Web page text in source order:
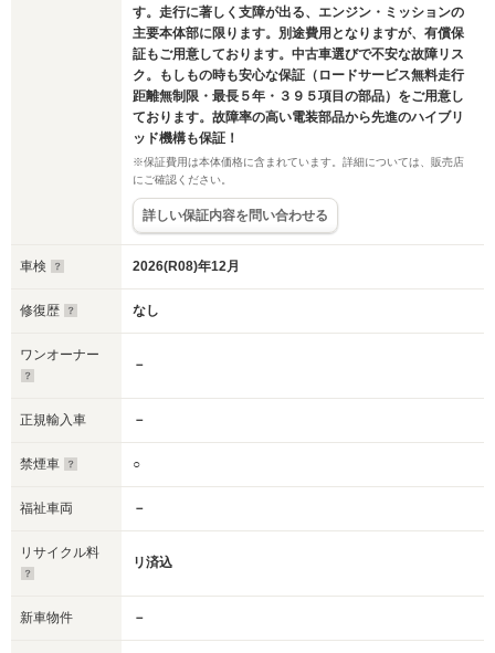
す。走行に著しく支障が出る、エンジン・ミッションの
主要本体部に限ります。別途費用となりますが、有償保
証もご用意しております。中古車選びで不安な故障リス
ク。もしもの時も安心な保証（ロードサービス無料走行
距離無制限・最長５年・３９５項目の部品）をご用意し
ております。故障率の高い電装部品から先進のハイブリ
ッド機構も保証！
※保証費用は本体価格に含まれています。詳細については、販売店
にご確認ください。
詳しい保証内容を問い合わせる
車検 2026(R08)年12月
修復歴 なし
ワンオーナー
－
正規輸入車 －
禁煙車 ○
福祉車両 －
リサイクル料
リ済込
新車物件 －